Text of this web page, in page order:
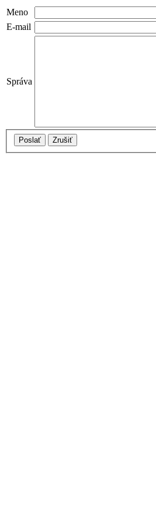
Meno
E-mail
Správa
Poslať Zrušiť